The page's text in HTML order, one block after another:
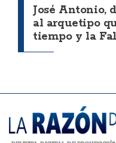
José Antonio,
al arquetipo
tiempo y la